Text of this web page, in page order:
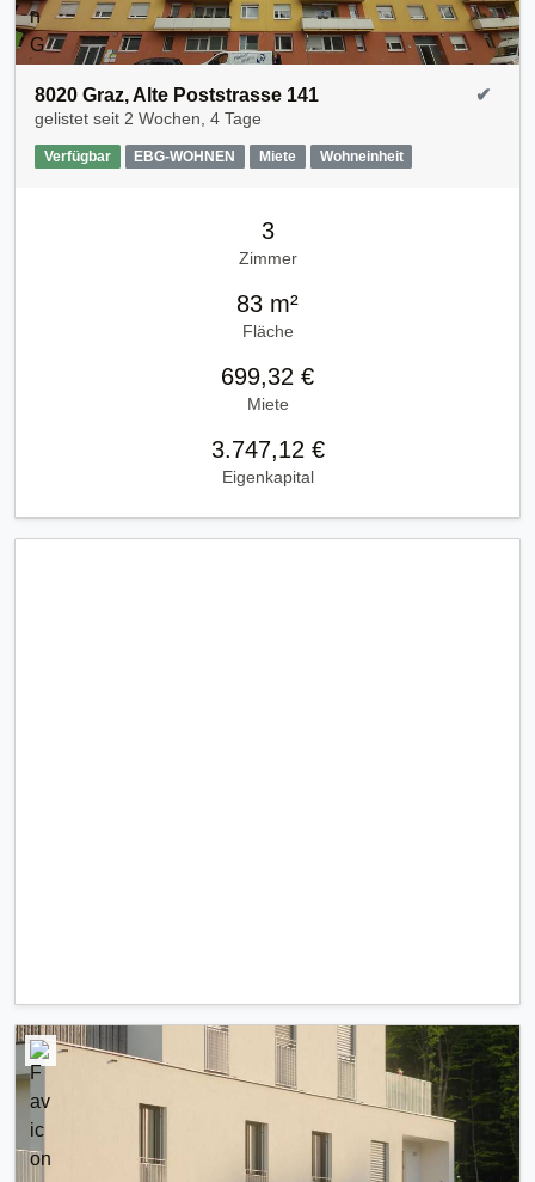
8020 Graz, Alte Poststrasse 141
gelistet seit 2 Wochen, 4 Tage
Verfügbar EBG-WOHNEN Miete Wohneinheit
✔
3
Zimmer
83 m²
Fläche
699,32 €
Miete
3.747,12 €
Eigenkapital